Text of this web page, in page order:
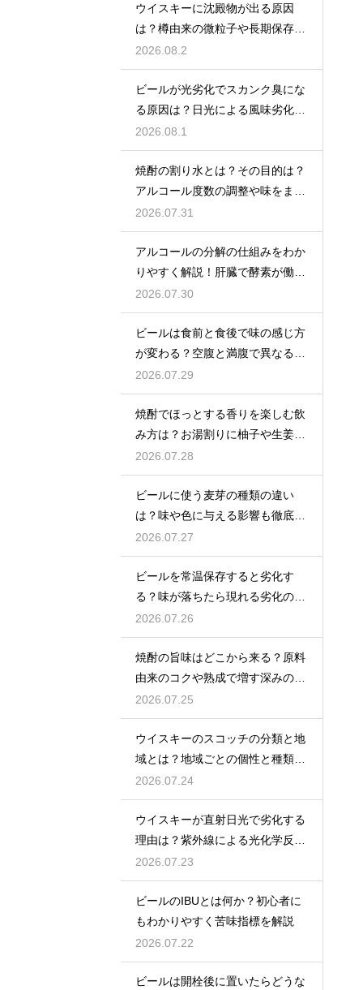
ウイスキーに沈殿物が出る原因
は？樽由来の微粒子や長期保存で
成分が析出するため
2026.08.2
ビールが光劣化でスカンク臭にな
る原因は？日光による風味劣化を
解説
2026.08.1
焼酎の割り水とは？その目的は？
アルコール度数の調整や味をまろ
やかにする効果を解説
2026.07.31
アルコールの分解の仕組みをわか
りやすく解説！肝臓で酵素が働き
アセトアルデヒドに変化して無害
化
2026.07.30
ビールは食前と食後で味の感じ方
が変わる？空腹と満腹で異なる味
覚の感じ方を解説
2026.07.29
焼酎でほっとする香りを楽しむ飲
み方は？お湯割りに柚子や生姜を
加えてリラックス効果を実感
2026.07.28
ビールに使う麦芽の種類の違い
は？味や色に与える影響も徹底解
説
2026.07.27
ビールを常温保存すると劣化す
る？味が落ちたら現れる劣化のサ
インを解説
2026.07.26
焼酎の旨味はどこから来る？原料
由来のコクや熟成で増す深みの秘
密を解説
2026.07.25
ウイスキーのスコッチの分類と地
域とは？地域ごとの個性と種類を
解説
2026.07.24
ウイスキーが直射日光で劣化する
理由は？紫外線による光化学反応
で風味が損なわれるため
2026.07.23
ビールのIBUとは何か？初心者に
もわかりやすく苦味指標を解説
2026.07.22
ビールは開栓後に置いたらどうな